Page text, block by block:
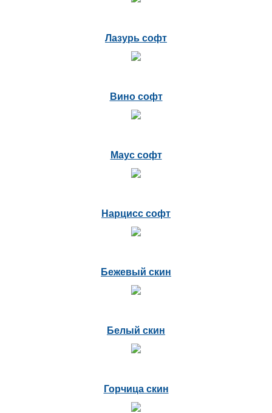
Лазурь софт
Вино софт
Маус софт
Нарцисс софт
Бежевый скин
Белый скин
Горчица скин